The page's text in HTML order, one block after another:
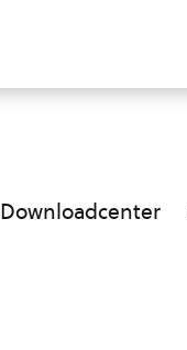
Downloadcenter